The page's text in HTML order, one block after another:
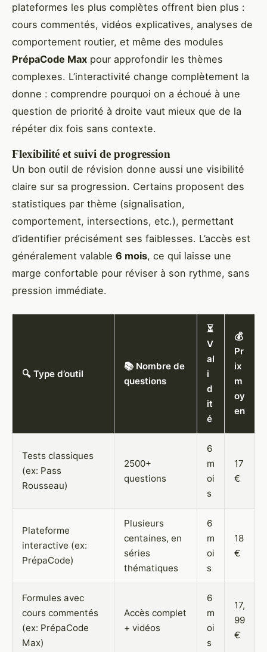
plateformes les plus complètes offrent bien plus :
cours commentés, vidéos explicatives, analyses de
comportement routier, et même des modules
PrépaCode Max pour approfondir les thèmes
complexes. L’interactivité change complètement la
donne : comprendre pourquoi on a échoué à une
question de priorité à droite vaut mieux que de la
répéter dix fois sans contexte.
Flexibilité et suivi de progression
Un bon outil de révision donne aussi une visibilité
claire sur sa progression. Certains proposent des
statistiques par thème (signalisation,
comportement, intersections, etc.), permettant
d’identifier précisément ses faiblesses. L’accès est
généralement valable 6 mois, ce qui laisse une
marge confortable pour réviser à son rythme, sans
pression immédiate.
🔍 Type d’outil
📚 Nombre de
questions
⏳
V
al
i
d
it
é
💰
Pr
ix
m
oy
en
Tests classiques
(ex: Pass
Rousseau)
2500+
questions
6
m
oi
s
17
€
Plateforme
interactive (ex:
PrépaCode)
Plusieurs
centaines, en
séries
thématiques
6
m
oi
s
18
€
Formules avec
cours commentés
(ex: PrépaCode
Max)
Accès complet
+ vidéos
6
m
oi
s
17,
99
€